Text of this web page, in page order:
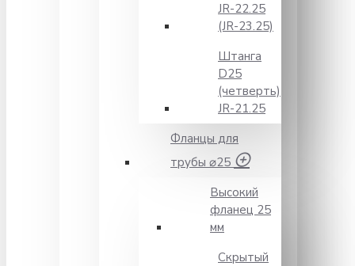
JR-22.25
(JR-23.25)
Штанга
D25
(четверть)
JR-21.25
Фланцы для
трубы ⌀25
Высокий
фланец 25
мм
Скрытый